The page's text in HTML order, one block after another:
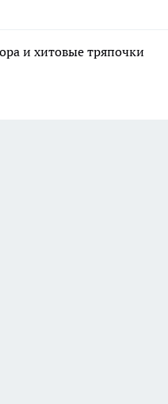
и хитовые тряпочки